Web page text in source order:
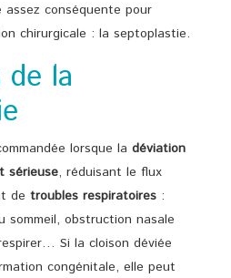
conséquente pour
chirurgicale : la septoplastie.
de la
lorsque la déviation
sérieuse, réduisant le flux
de troubles respiratoires :
sommeil, obstruction nasale
Si la cloison déviée
congénitale, elle peut